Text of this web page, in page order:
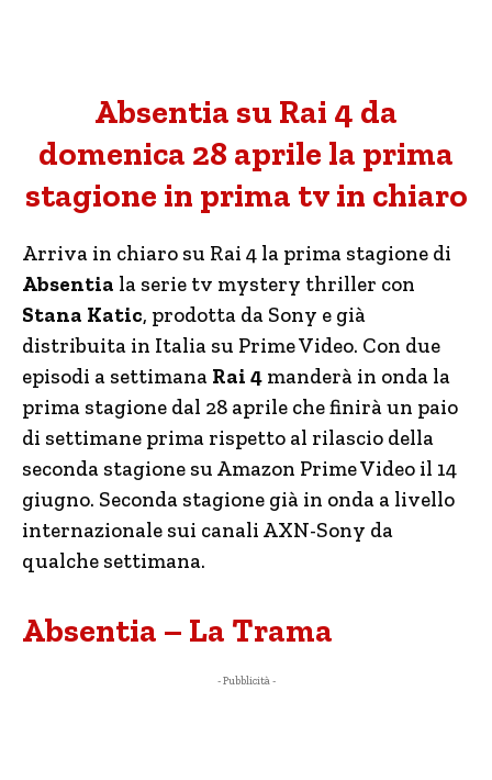
Absentia su Rai 4 da
domenica 28 aprile la prima
stagione in prima tv in chiaro
Arriva in chiaro su Rai 4 la prima stagione di
Absentia la serie tv mystery thriller con
Stana Katic, prodotta da Sony e già
distribuita in Italia su Prime Video. Con due
episodi a settimana Rai 4 manderà in onda la
prima stagione dal 28 aprile che finirà un paio
di settimane prima rispetto al rilascio della
seconda stagione su Amazon Prime Video il 14
giugno. Seconda stagione già in onda a livello
internazionale sui canali AXN-Sony da
qualche settimana.
Absentia – La Trama
- Pubblicità -